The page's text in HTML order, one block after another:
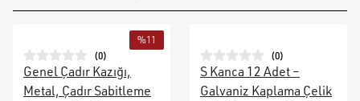
%11
(0)
Genel Çadır Kazığı,
Metal, Çadır Sabitleme
(0)
S Kanca 12 Adet –
Galvaniz Kaplama Çelik